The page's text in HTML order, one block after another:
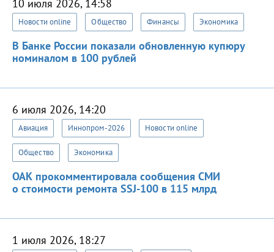
10 июля 2026, 14:58
Новости online Общество Финансы Экономика
В Банке России показали обновленную купюру
номиналом в 100 рублей
6 июля 2026, 14:20
Авиация Иннопром-2026 Новости online
Общество Экономика
ОАК прокомментировала сообщения СМИ
о стоимости ремонта SSJ-100 в 115 млрд
1 июля 2026, 18:27